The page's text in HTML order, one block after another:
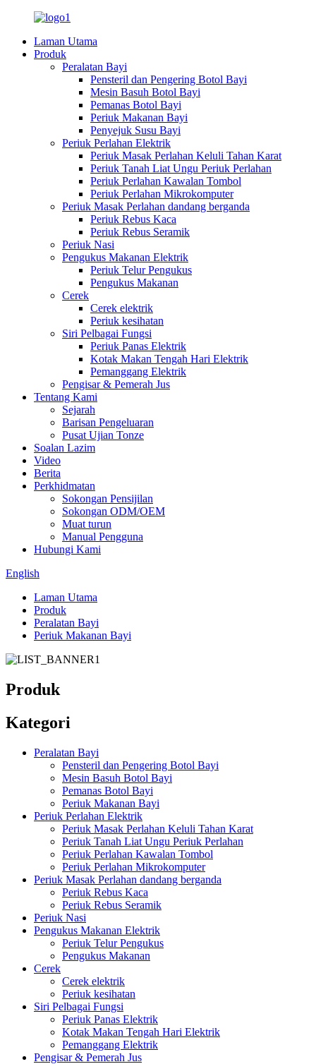
Laman Utama
Produk
Peralatan Bayi
Pensteril dan Pengering Botol Bayi
Mesin Basuh Botol Bayi
Pemanas Botol Bayi
Periuk Makanan Bayi
Penyejuk Susu Bayi
Periuk Perlahan Elektrik
Periuk Masak Perlahan Keluli Tahan Karat
Periuk Tanah Liat Ungu Periuk Perlahan
Periuk Perlahan Kawalan Tombol
Periuk Perlahan Mikrokomputer
Periuk Masak Perlahan dandang berganda
Periuk Rebus Kaca
Periuk Rebus Seramik
Periuk Nasi
Pengukus Makanan Elektrik
Periuk Telur Pengukus
Pengukus Makanan
Cerek
Cerek elektrik
Periuk kesihatan
Siri Pelbagai Fungsi
Periuk Panas Elektrik
Kotak Makan Tengah Hari Elektrik
Pemanggang Elektrik
Pengisar & Pemerah Jus
Tentang Kami
Sejarah
Barisan Pengeluaran
Pusat Ujian Tonze
Soalan Lazim
Video
Berita
Perkhidmatan
Sokongan Pensijilan
Sokongan ODM/OEM
Muat turun
Manual Pengguna
Hubungi Kami
English
Laman Utama
Produk
Peralatan Bayi
Periuk Makanan Bayi
Produk
Kategori
Peralatan Bayi
Pensteril dan Pengering Botol Bayi
Mesin Basuh Botol Bayi
Pemanas Botol Bayi
Periuk Makanan Bayi
Periuk Perlahan Elektrik
Periuk Masak Perlahan Keluli Tahan Karat
Periuk Tanah Liat Ungu Periuk Perlahan
Periuk Perlahan Kawalan Tombol
Periuk Perlahan Mikrokomputer
Periuk Masak Perlahan dandang berganda
Periuk Rebus Kaca
Periuk Rebus Seramik
Periuk Nasi
Pengukus Makanan Elektrik
Periuk Telur Pengukus
Pengukus Makanan
Cerek
Cerek elektrik
Periuk kesihatan
Siri Pelbagai Fungsi
Periuk Panas Elektrik
Kotak Makan Tengah Hari Elektrik
Pemanggang Elektrik
Pengisar & Pemerah Jus